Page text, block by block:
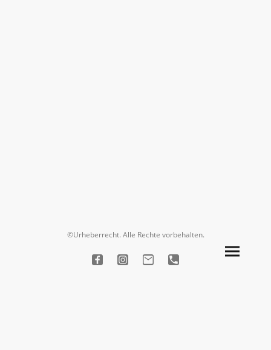
©Urheberrecht. Alle Rechte vorbehalten.